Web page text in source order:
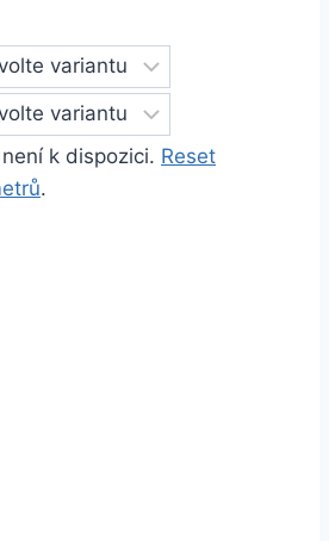
k dispozici. Reset
.